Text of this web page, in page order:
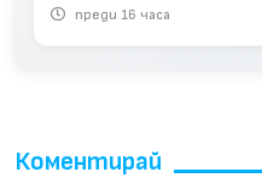
преди 16 часа
Коментирай